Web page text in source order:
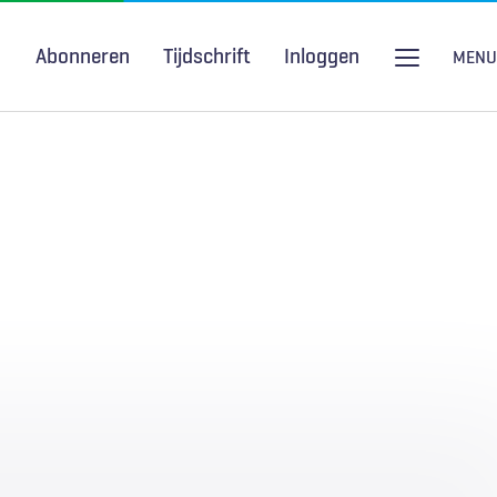
Abonneren Tijdschrift Inloggen MENU